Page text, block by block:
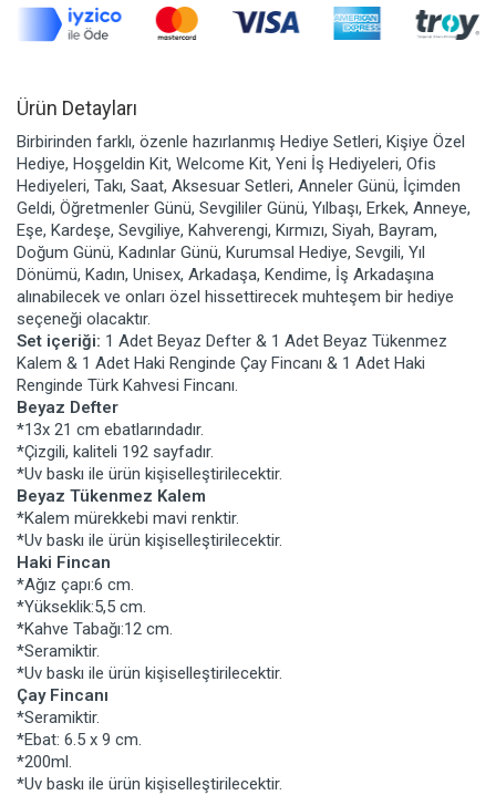
Ürün Detayları
Birbirinden farklı, özenle hazırlanmış Hediye Setleri, Kişiye Özel
Hediye, Hoşgeldin Kit, Welcome Kit, Yeni İş Hediyeleri, Ofis
Hediyeleri, Takı, Saat, Aksesuar Setleri, Anneler Günü, İçimden
Geldi, Öğretmenler Günü, Sevgililer Günü, Yılbaşı, Erkek, Anneye,
Eşe, Kardeşe, Sevgiliye, Kahverengi, Kırmızı, Siyah, Bayram,
Doğum Günü, Kadınlar Günü, Kurumsal Hediye, Sevgili, Yıl
Dönümü, Kadın, Unisex, Arkadaşa, Kendime, İş Arkadaşına
alınabilecek ve onları özel hissettirecek muhteşem bir hediye
seçeneği olacaktır.
Set içeriği: 1 Adet Beyaz Defter & 1 Adet Beyaz Tükenmez
Kalem & 1 Adet Haki Renginde Çay Fincanı & 1 Adet Haki
Renginde Türk Kahvesi Fincanı.
Beyaz Defter
*13x 21 cm ebatlarındadır.
*Çizgili, kaliteli 192 sayfadır.
*Uv baskı ile ürün kişiselleştirilecektir.
Beyaz Tükenmez Kalem
*Kalem mürekkebi mavi renktir.
*Uv baskı ile ürün kişiselleştirilecektir.
Haki Fincan
*Ağız çapı:6 cm.
*Yükseklik:5,5 cm.
*Kahve Tabağı:12 cm.
*Seramiktir.
*Uv baskı ile ürün kişiselleştirilecektir.
Çay Fincanı
*Seramiktir.
*Ebat: 6.5 x 9 cm.
*200ml.
*Uv baskı ile ürün kişiselleştirilecektir.